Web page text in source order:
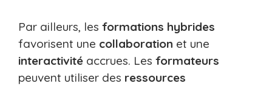
Par ailleurs, les formations hybrides
favorisent une collaboration et une
interactivité accrues. Les formateurs
peuvent utiliser des ressources